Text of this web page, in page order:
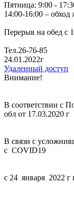
Пятница: 9:00 -
14:00-16:00 –
Перерыв на обед с
Тел.26-76-85
24.01.2022г
Удаленный доступ
Внимание!
В соответствии с
обл от 17.03.2020 г
В связи с
с COVID19
с 24 января 2022 г